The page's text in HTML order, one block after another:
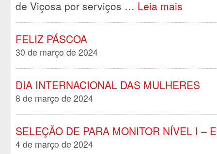
de Viçosa por serviços … Leia mais
FELIZ PÁSCOA
30 de março de 2024
DIA INTERNACIONAL DAS MULHERES
8 de março de 2024
SELEÇÃO DE PARA MONITOR NÍVEL I –
4 de março de 2024